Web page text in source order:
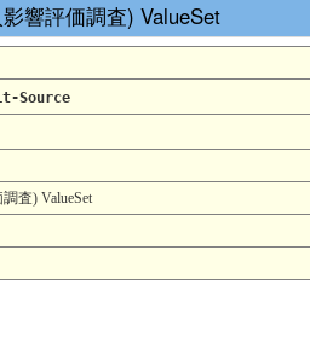
響評価調査) ValueSet
Source
査) ValueSet